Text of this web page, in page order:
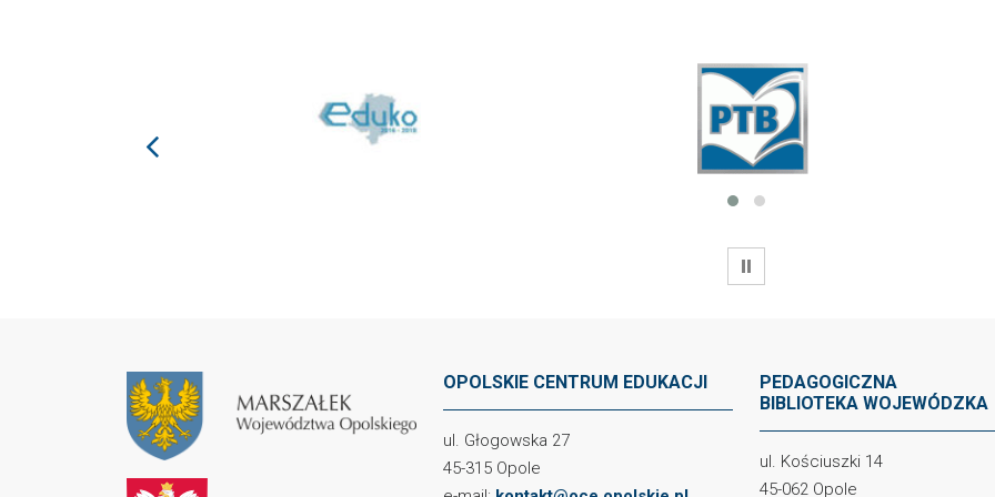
prev
WSTRZYMAJ
OPOLSKIE CENTRUM EDUKACJI
ul. Głogowska 27
45-315 Opole
PEDAGOGICZNA
BIBLIOTEKA WOJEWÓDZKA
ul. Kościuszki 14
45-062 Opole